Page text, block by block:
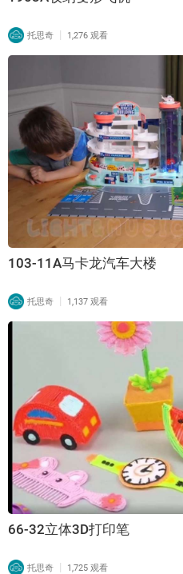
托思奇 | 1,276 观看
103-11A马卡龙汽车大楼
托思奇 | 1,137 观看
66-32立体3D打印笔
托思奇 | 1,725 观看